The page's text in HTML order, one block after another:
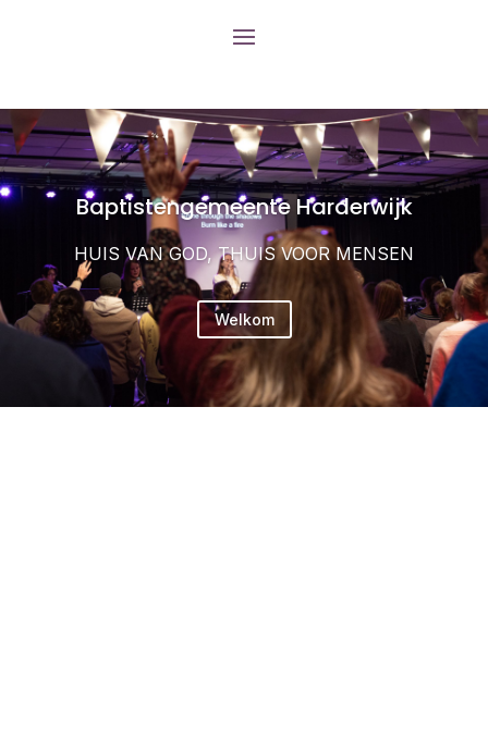
Baptistengemeente Harderwijk
HUIS VAN GOD, THUIS VOOR MENSEN
Welkom